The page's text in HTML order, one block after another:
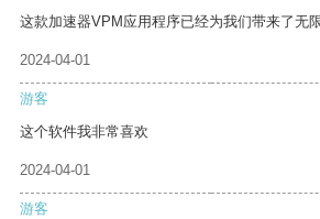
这款加速器VPM应用程序已经为我们带来了无
2024-04-01
游客
这个软件我非常喜欢
2024-04-01
游客